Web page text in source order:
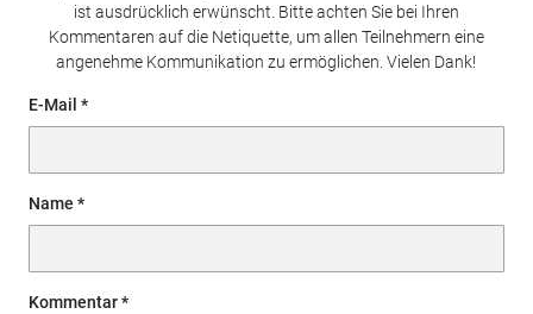
ist ausdrücklich erwünscht. Bitte achten Sie bei Ihren
Kommentaren auf die Netiquette, um allen Teilnehmern eine
angenehme Kommunikation zu ermöglichen. Vielen Dank!
E-Mail
Name
Kommentar